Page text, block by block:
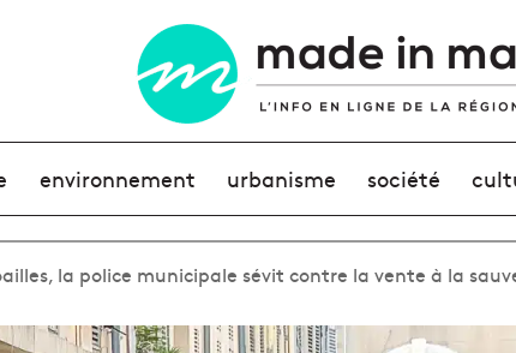
environnement urbanisme société
la police municipale sévit contre la vente à la